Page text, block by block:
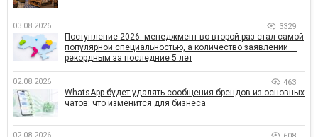
03.08.2026 3329
Поступление-2026: менеджмент во второй раз стал самой
популярной специальностью, а количество заявлений —
рекордным за последние 5 лет
02.08.2026 463
WhatsApp будет удалять сообщения брендов из основных
чатов: что изменится для бизнеса